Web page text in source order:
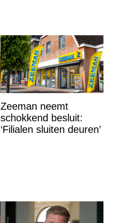
Zeeman neemt
schokkend besluit:
‘Filialen sluiten deuren’